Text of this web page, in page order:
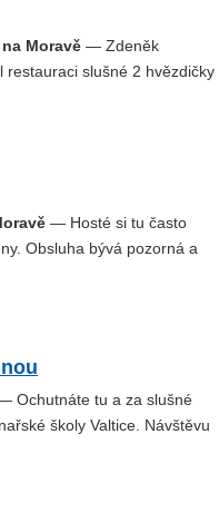
Moravě — Zdeněk
restauraci slušné 2 hvězdičky
— Hosté si tu často
Obsluha bývá pozorná a
Ochutnáte tu a za slušné
školy Valtice. Návštěvu